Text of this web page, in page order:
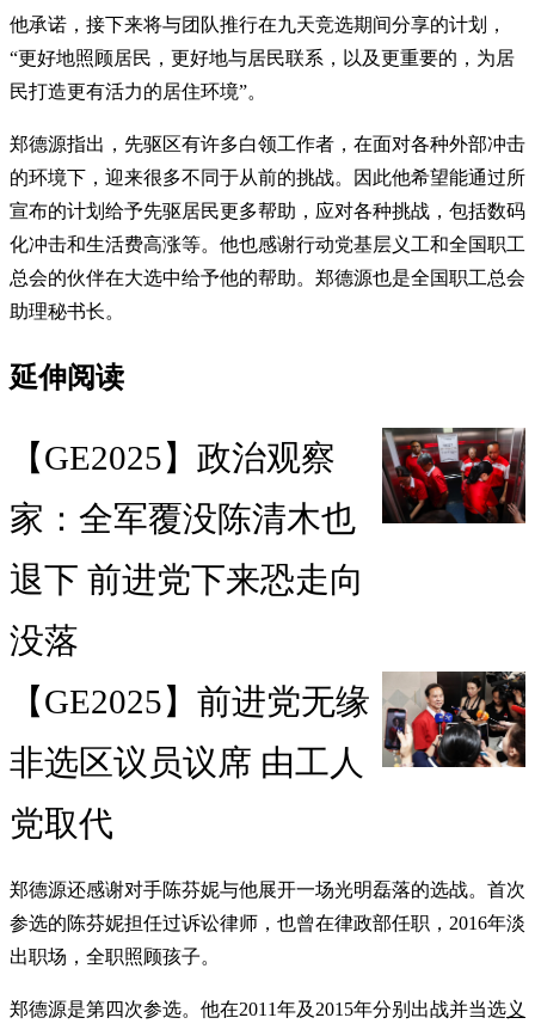
他承诺，接下来将与团队推行在九天竞选期间分享的计划，
“更好地照顾居民，更好地与居民联系，以及更重要的，为居
民打造更有活力的居住环境”。
郑德源指出，先驱区有许多白领工作者，在面对各种外部冲击
的环境下，迎来很多不同于从前的挑战。因此他希望能通过所
宣布的计划给予先驱居民更多帮助，应对各种挑战，包括数码
化冲击和生活费高涨等。他也感谢行动党基层义工和全国职工
总会的伙伴在大选中给予他的帮助。郑德源也是全国职工总会
助理秘书长。
延伸阅读
【GE2025】政治观察
家：全军覆没陈清木也
退下 前进党下来恐走向
没落
【GE2025】前进党无缘
非选区议员议席 由工人
党取代
郑德源还感谢对手陈芬妮与他展开一场光明磊落的选战。首次
参选的陈芬妮担任过诉讼律师，也曾在律政部任职，2016年淡
出职场，全职照顾孩子。
郑德源是第四次参选。他在2011年及2015年分别出战并当选义